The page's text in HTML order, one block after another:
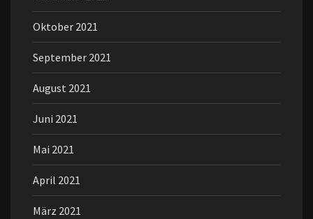
Oktober 2021
September 2021
August 2021
Juni 2021
Mai 2021
April 2021
März 2021